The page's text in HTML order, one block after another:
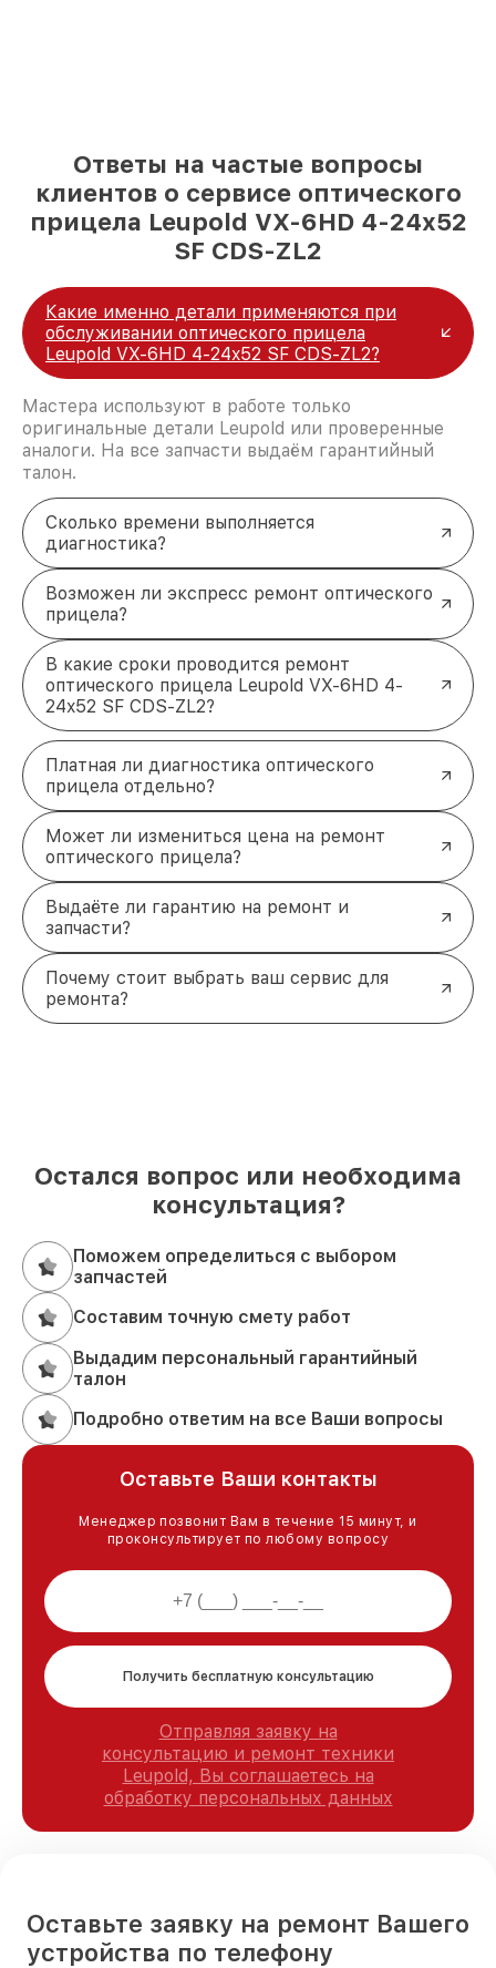
Ответы на частые вопросы
клиентов о сервисе оптического
прицела Leupold VX-6HD 4-24x52
SF CDS-ZL2
Какие именно детали применяются при
обслуживании оптического прицела
Leupold VX-6HD 4-24x52 SF CDS-ZL2?
Мастера используют в работе только
оригинальные детали Leupold или проверенные
аналоги. На все запчасти выдаём гарантийный
талон.
Сколько времени выполняется
диагностика?
Возможен ли экспресс ремонт оптического
прицела?
В какие сроки проводится ремонт
оптического прицела Leupold VX-6HD 4-
24x52 SF CDS-ZL2?
Платная ли диагностика оптического
прицела отдельно?
Может ли измениться цена на ремонт
оптического прицела?
Выдаёте ли гарантию на ремонт и
запчасти?
Почему стоит выбрать ваш сервис для
ремонта?
Остался вопрос или необходима
консультация?
Поможем определиться с выбором
запчастей
Составим точную смету работ
Выдадим персональный гарантийный
талон
Подробно ответим на все Ваши вопросы
Оставьте Ваши контакты
Менеджер позвонит Вам в течение 15 минут, и
проконсультирует по любому вопросу
Получить бесплатную консультацию
Отправляя заявку на
консультацию и ремонт техники
Leupold, Вы соглашаетесь на
обработку персональных данных
Оставьте заявку на ремонт Вашего
устройства по телефону